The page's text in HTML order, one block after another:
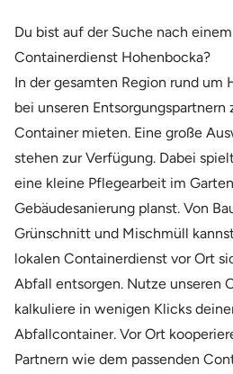
Du bist auf der Suche nach
Containerdienst Hohenbocka?
In der gesamten Region rund um
bei unseren Entsorgungspartnern
Container mieten. Eine große
stehen zur Verfügung. Dabei
eine kleine Pflegearbeit im
Gebäudesanierung planst. Von
Grünschnitt und Mischmüll
lokalen Containerdienst vor Ort
Abfall entsorgen. Nutze unseren
kalkuliere in wenigen Klicks
Abfallcontainer. Vor Ort
Partnern wie dem passenden